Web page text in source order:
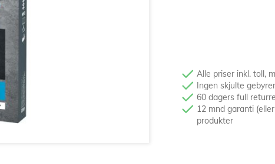
Alle priser inkl. toll,
Ingen skjulte gebyrer
60 dagers full
12 mnd garanti
produkter